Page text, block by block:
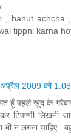
, bahut achcha
tippni karna
2009 को
हूँ पहले खुद के
टिपण्णी लिखनी
भी न लगना चाहिए .